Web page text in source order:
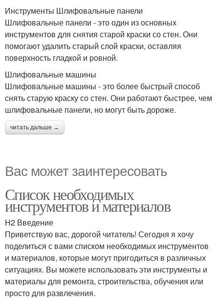
Инструменты Шлифовальные панели
Шлифовальные панели - это один из основных
инструментов для снятия старой краски со стен. Они
помогают удалить старый слой краски, оставляя
поверхность гладкой и ровной.
Шлифовальные машины
Шлифовальные машины - это более быстрый способ
снять старую краску со стен. Они работают быстрее, чем
шлифовальные панели, но могут быть дороже.
читать дальше →
Вас может заинтересовать
Список необходимых
инструментов и материалов
H2 Введение
Приветствую вас, дорогой читатель! Сегодня я хочу
поделиться с вами списком необходимых инструментов
и материалов, которые могут пригодиться в различных
ситуациях. Вы можете использовать эти инструменты и
материалы для ремонта, строительства, обучения или
просто для развлечения.